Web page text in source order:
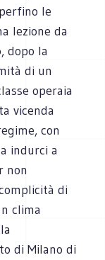
le
lezione da
dopo la
di un
operaia
vicenda
con
indurci a
non
di
clima
di Milano di